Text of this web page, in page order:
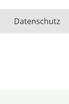
Datenschutz